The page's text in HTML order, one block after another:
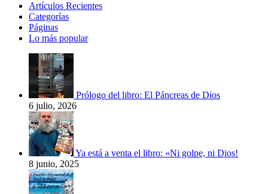
Artículos Recientes
Categorías
Páginas
Lo más popular
Prólogo del libro: El Páncreas de Dios
6 julio, 2026
Ya está a venta el libro: «Ni golpe, ni Dios!
8 junio, 2025